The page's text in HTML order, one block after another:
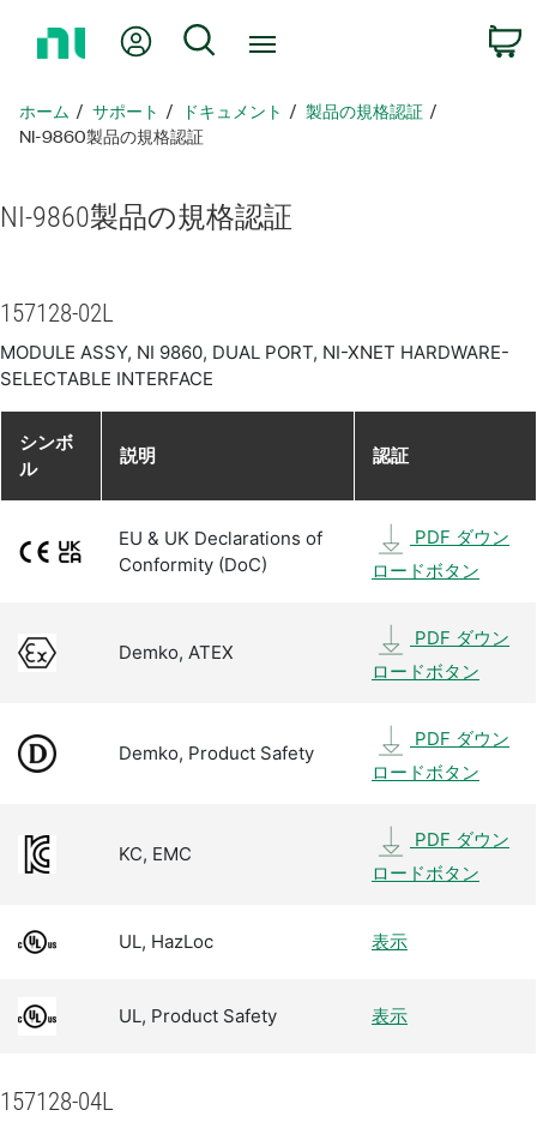
ペ
ー
戻
Myアカウント
検索
ホーム サポート ドキュメント
製品​の​規格​認証
NI-9860製品​の​規格​認証
NI-9860製品​の​規格​認証
157128-02L
MODULE ASSY, NI 9860, DUAL PORT, NI-XNET HARDWARE-
SELECTABLE INTERFACE
シンボ
ル
説明 認証
EU & UK Declarations of
Conformity (DoC)
PDF ダウン
ロードボタン
Demko, ATEX
PDF ダウン
ロードボタン
Demko, Product Safety
PDF ダウン
ロードボタン
KC, EMC
PDF ダウン
ロードボタン
UL, HazLoc 表示
UL, Product Safety 表示
157128-04L